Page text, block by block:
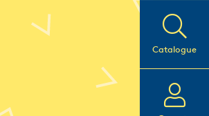
Catalogue